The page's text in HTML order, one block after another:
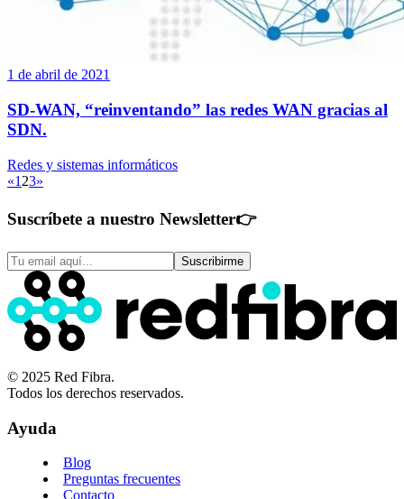
1 de abril de 2021
SD-WAN, “reinventando” las redes WAN gracias al
SDN.
Redes y sistemas informáticos
«1 23»
Suscríbete a nuestro Newsletter👉
Suscribirme
© 2025 Red Fibra.
Todos los derechos reservados.
Ayuda
Blog
Preguntas frecuentes
Contacto